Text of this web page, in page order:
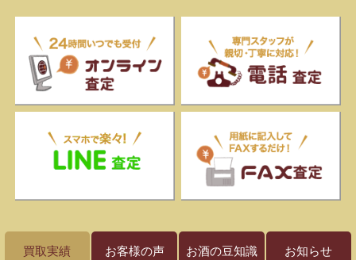
買取実績 お客様の声 お酒の豆知識 お知らせ